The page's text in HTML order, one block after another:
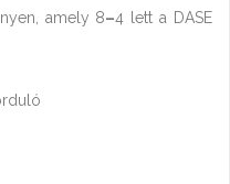
amely 8–4 lett a DASE